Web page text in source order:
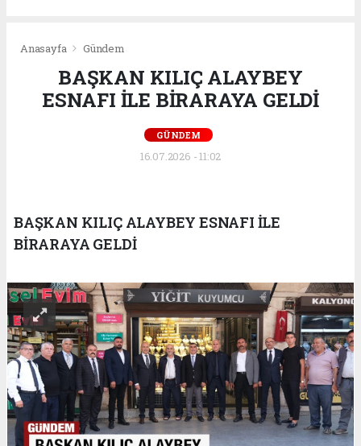
Anasayfa Gündem
BAŞKAN KILIÇ ALAYBEY
ESNAFI İLE BİRARAYA GELDİ
GÜNDEM
16.07.2026 - 11:02
BAŞKAN KILIÇ ALAYBEY ESNAFI İLE
BİRARAYA GELDİ